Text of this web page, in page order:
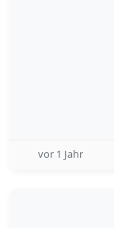
vor 1 Jahr